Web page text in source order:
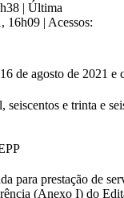
| Última
16h09 | Acessos:
de agosto de 2021
e trinta e
para prestação de
(Anexo I) do